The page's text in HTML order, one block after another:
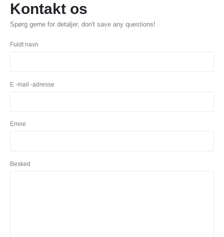
Kontakt os
Spørg gerne for detaljer, don't save any questions!
Fuldt navn
E -mail -adresse
Emne
Besked